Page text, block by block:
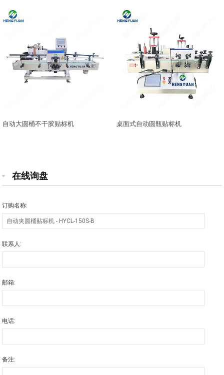
自动大圆桶不干胶贴标机 桌面式自动圆瓶贴标机
在线询盘
订购名称:
联系人:
邮箱:
电话:
备注: